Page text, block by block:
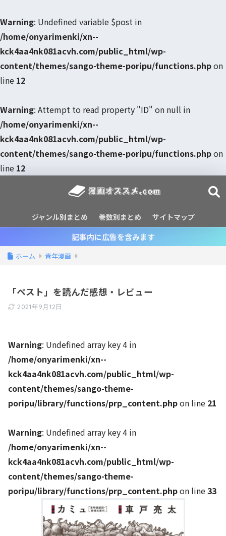
Warning: Undefined variable $post in
/home/onyarimenki/xn--
kck4aa4nk081acvh.com/public_html/wp-
content/themes/sango-theme-poripu/functions.phpon
line 12
Warning: Attempt to read property "ID" on null in
/home/onyarimenki/xn--
kck4aa4nk081acvh.com/public_html/wp-
content/themes/sango-theme-poripu/functions.phpon
line 12
ジャンル別まとめ 巻数別まとめ サイトマップ
記事内に広告を含みます
ホーム 青年漫画
「ペスト」を読んだ感想・レビュー
2021年9月12日
Warning: Undefined array key 4 in
/home/onyarimenki/xn--
kck4aa4nk081acvh.com/public_html/wp-
content/themes/sango-theme-
poripu/library/functions/prp_content.phpon line 21
Warning: Undefined array key 4 in
/home/onyarimenki/xn--
kck4aa4nk081acvh.com/public_html/wp-
content/themes/sango-theme-
poripu/library/functions/prp_content.phpon line33